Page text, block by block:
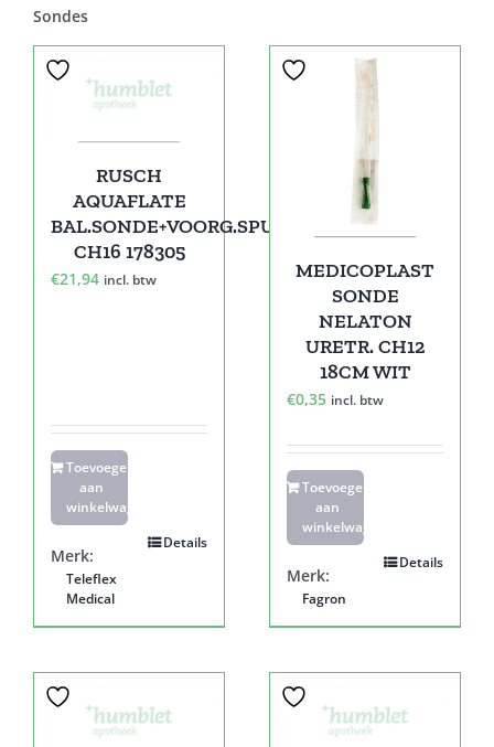
Sondes
RUSCH
AQUAFLATE
BAL.SONDE+VOORG.SPUIT
CH16 178305
€21,94 incl. btw
Toevoegen
aan
winkelwagen
Details
Merk:
Teleflex
Medical
MEDICOPLAST
SONDE
NELATON
URETR. CH12
18CM WIT
€0,35 incl. btw
Toevoegen
aan
winkelwagen
Details
Merk:
Fagron